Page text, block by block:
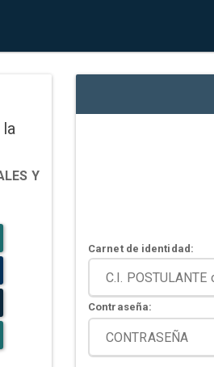
Y
Carnet de identidad:
Contraseña: